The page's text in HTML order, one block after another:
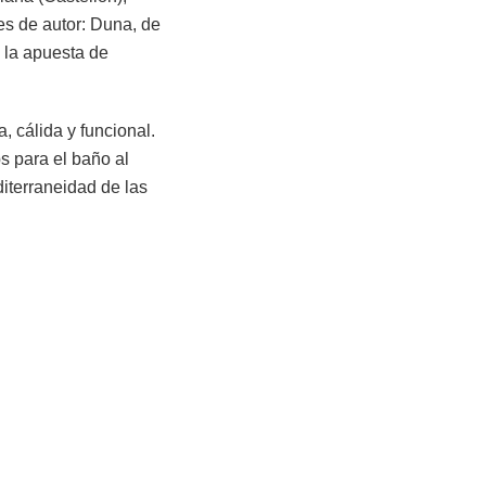
de autor: Duna, de
apuesta de
cálida y funcional.
para el baño al
de las